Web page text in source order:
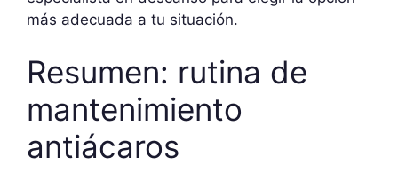
más adecuada a tu situación.
Resumen: rutina de
mantenimiento
antiácaros